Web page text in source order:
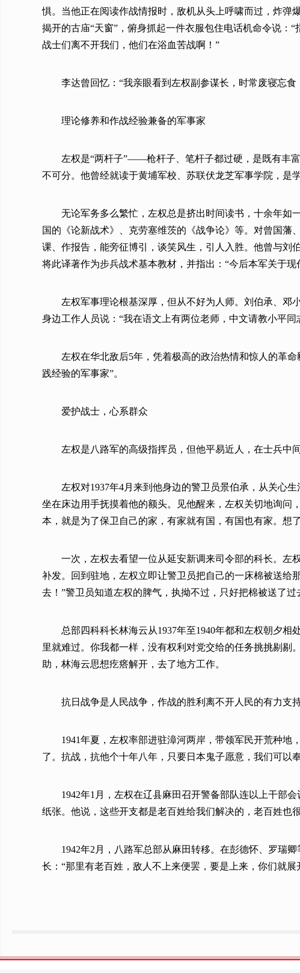
惧。当他正在阅读作战情报时，敌机从头上呼啸而过，炸弹
揭开的古庙“天窗”，俯身抓起一件衣服包住电话机命令说：
战士们离不开我们，他们在浴血苦战啊！”
李达曾回忆：“我亲眼看到左权副参谋长，时常废寝忘
理论修养和作战经验兼备的军事家
左权是“两杆子”——枪杆子、笔杆子都过硬，是既有丰
不可分。他曾经就读于黄埔军校、苏联伏龙芝军事学院，是
无论军务多么繁忙，左权总是挤出时间读书，十余年如
国的《论新战术》、克劳塞维茨的《战争论》等。对曾国
课、作报告，能旁征博引，谈笑风生，引人入胜。他曾与刘
将此译著作为步兵战术基本教材，并指出：“今后本军关于
左权军事理论根基深厚，但从不好为人师。刘伯承、邓
身边工作人员说：“我在语文上有两位老师，中文请教小平
左权在华北敌后5年，凭着极高的政治热情和惊人的革
践经验的军事家”。
爱护战士，心系群众
左权是八路军的高级指挥员，但他平易近人，在士兵中
左权对1937年4月来到他身边的警卫员景伯承，从关心
坐在床边用手抚摸着他的额头。见他醒来，左权关切地询问
本，就是为了保卫自己的家，有家就有国，有国也有家。想
一次，左权去看望一位从延安新调来司令部的科长。左
补发。回到驻地，左权立即让警卫员把自己的一床棉被送给
去！”警卫员知道左权的脾气，执拗不过，只好把棉被送了过
总部四科科长林海云从1937年至1940年都和左权朝夕
里就难过。你我都一样，没有权利对党交给的任务挑挑剔剔
助，林海云思想疙瘩解开，去了地方工作。
抗日战争是人民战争，作战的胜利离不开人民的有力支
1941年夏，左权率部进驻漳河两岸，带领军民开荒种
了。抗战，抗他个十年八年，只要日本鬼子愿意，我们可以
1942年1月，左权在辽县麻田召开警备部队连以上干部
纸张。他说，这些开支都是老百姓给我们解决的，老百姓也
1942年2月，八路军总部从麻田转移。在彭德怀、罗瑞
长：“那里有老百姓，敌人不上来便罢，要是上来，你们就